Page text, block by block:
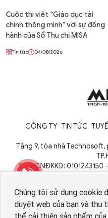
Chúng tôi sử dụng cookie
duyệt web của bạn và thu
thể cải thiện sản phẩm
Cuộc thi viết “Giáo dục tài
chính thông minh” với sự đồng
hành của Sổ Thu chi MISA
Tin tức 04/08/2026
CÔNG TY TIN TỨC
Tầng 9, tòa nhà Technosoft,
Giấy CNĐKKD: